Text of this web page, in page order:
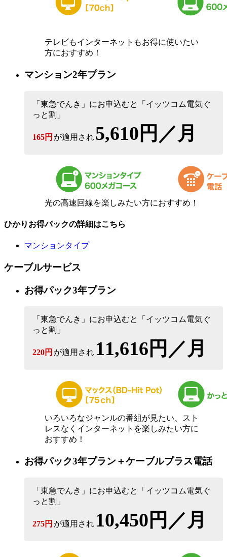
テレビもインターネットもお得に使いたい
方におすすめ！
マンション2年プラン
「東急でんき」にお申込むと「イッツコム電気ぐ
っと割」
165円 が適用され5,610円／月
光の高速回線を楽しみたい方におすすめ！
ひかりお得パックの詳細はこちら
マンションタイプ
ケーブルサービス
お得パック3年プラン
「東急でんき」にお申込むと「イッツコム電気ぐ
っと割」
220円 が適用され 11,616円／月
いろいろなジャンルの番組が見たい、スト
レスなくインターネットを楽しみたい方に
おすすめ！
お得パック3年プラン＋ケーブルプラス電話
「東急でんき」にお申込むと「イッツコム電気ぐ
っと割」
275円 が適用され 10,450円／月